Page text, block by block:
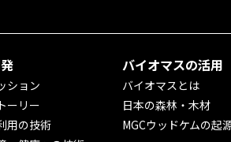
ション
ーリー
用の技術
バイオマスの活用
バイオマスとは
日本の森林・木材
MGCウッドケムの起